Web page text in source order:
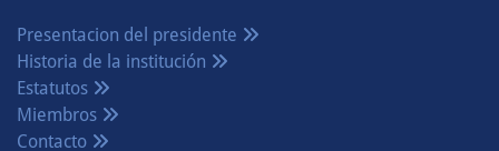
Presentacion del presidente
Historia de la institución
Estatutos
Miembros
Contacto